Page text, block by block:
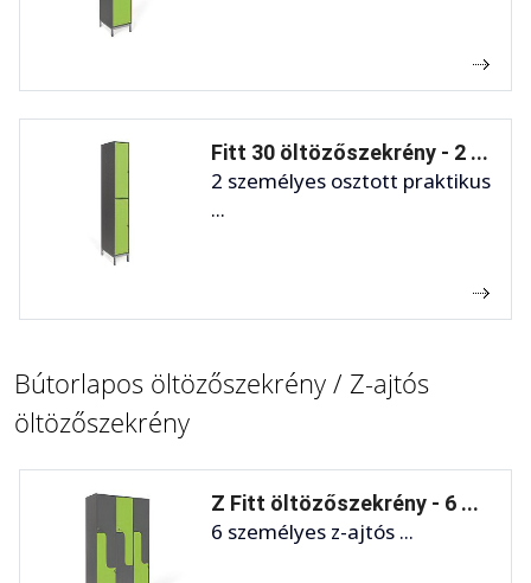
Fitt 30 öltözőszekrény - 2 ...
2 személyes osztott praktikus
...
Bútorlapos öltözőszekrény / Z-ajtós
öltözőszekrény
Z Fitt öltözőszekrény - 6 ...
6 személyes z-ajtós ...